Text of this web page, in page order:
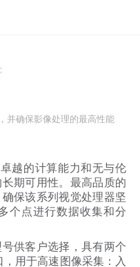
并确保影像处理的最高性能
越的计算能力和无与伦
期可用性。最高品质的
保该系列视觉处理器坚
个点进行数据收集和分
供客户选择，具有两个
用于高速图像采集：入